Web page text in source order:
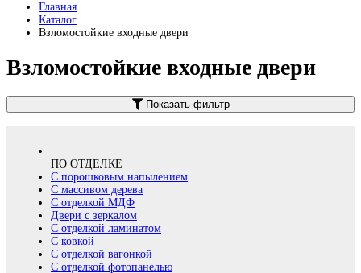
Главная
Каталог
Взломостойкие входные двери
Взломостойкие входные двери
Показать фильтр
ПО ОТДЕЛКЕ
С порошковым напылением
С массивом дерева
С отделкой МДФ
Двери с зеркалом
С отделкой ламинатом
С ковкой
С отделкой вагонкой
С отделкой фотопанелью